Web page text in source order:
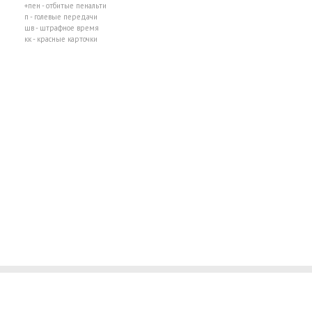
+пен - отбитые пенальти
п - голевые передачи
шв - штрафное время
кк - красные карточки